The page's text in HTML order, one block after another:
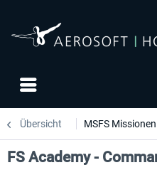
Übersicht MSFS Missionen
FS Academy -